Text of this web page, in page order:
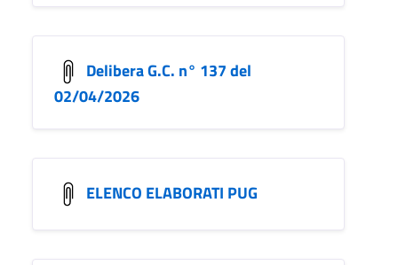
Delibera G.C. n° 137 del
02/04/2026
ELENCO ELABORATI PUG